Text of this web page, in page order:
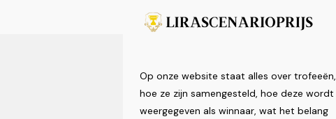
Op onze website staat alles over trofeeën,
hoe ze zijn samengesteld, hoe deze wordt
weergegeven als winnaar, wat het belang